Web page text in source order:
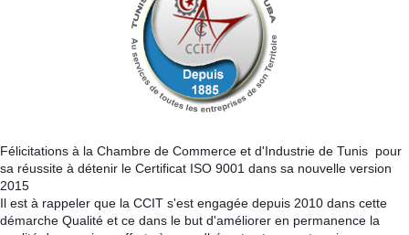
Félicitations à la Chambre de Commerce et d'Industrie de Tunis pour
sa réussite à détenir le Certificat ISO 9001 dans sa nouvelle version
2015
Il est à rappeler que la CCIT s'est engagée depuis 2010 dans cette
démarche Qualité et ce dans le but d'améliorer en permanence la